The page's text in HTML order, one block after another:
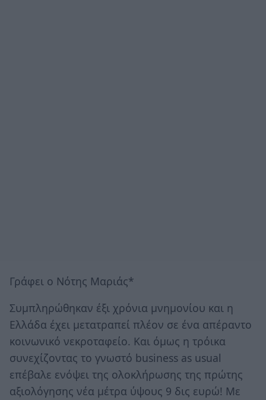
Γράφει ο Νότης Μαριάς*
Συμπληρώθηκαν έξι χρόνια μνημονίου και η
Ελλάδα έχει μετατραπεί πλέον σε ένα απέραντο
κοινωνικό νεκροταφείο. Και όμως η τρόικα
συνεχίζοντας το γνωστό business as usual
επέβαλε ενόψει της ολοκλήρωσης της πρώτης
αξιολόγησης νέα μέτρα ύψους 9 δις ευρώ! Με